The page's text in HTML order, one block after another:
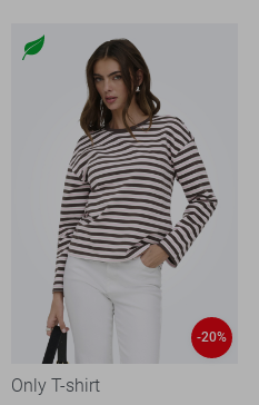
-20%
Only T-shirt